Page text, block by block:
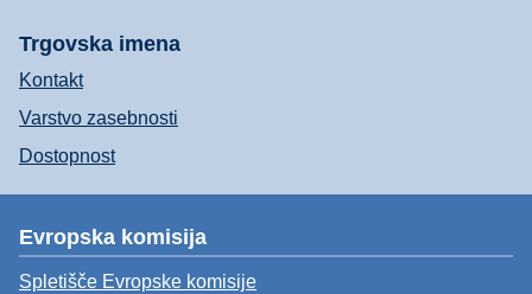
Trgovska imena
Kontakt
Varstvo zasebnosti
Dostopnost
Evropska komisija
Spletišče Evropske komisije